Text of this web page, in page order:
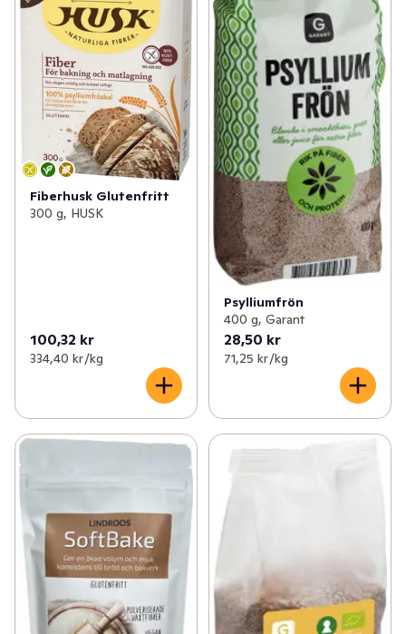
Fiberhusk Glutenfritt
300 g, HUSK
100,32 kr
334,40 kr /kg
Psylliumfrön
400 g, Garant
28,50 kr
71,25 kr /kg